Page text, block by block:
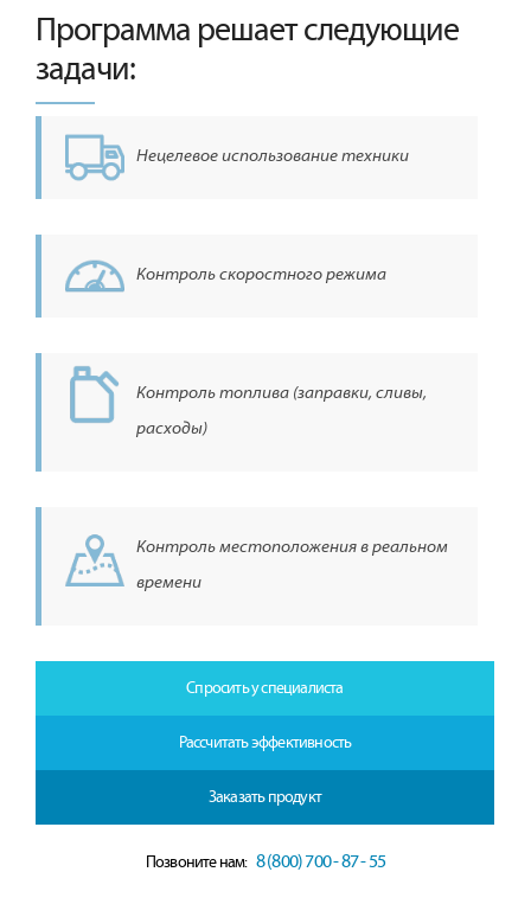
Программа решает следующие
задачи:
Нецелевое использование техники
Контроль скоростного режима
Контроль топлива (заправки, сливы,
расходы)
Контроль местоположения в реальном
времени
Спросить у специалиста
Рассчитать эффективность
Заказать продукт
Позвоните нам: 8 (800) 700 - 87 - 55